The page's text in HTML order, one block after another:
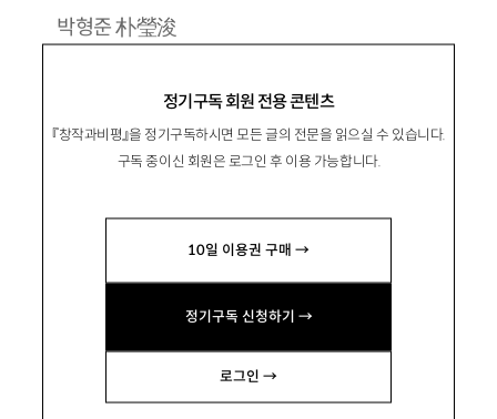
정기구독 회원 전용 콘텐츠
『창작과비평』을 정기구독하시면 모든 글의 전문을 읽으실 수 있습니다.
구독 중이신 회원은 로그인 후 이용 가능합니다.
10일 이용권 구매 →
정기구독 신청하기 →
로그인 →
박형준朴瑩浚
시집 『나는 이제 소멸에 대해서 이야기하련다』
어 있다』 『춤』 『생각날 때마다 울었다』 『불탄 집』
『줄무늬를 슬퍼하는 기린처럼』 등이 있음.
agbai@naver.com